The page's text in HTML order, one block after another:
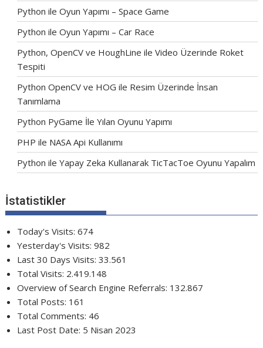
Python ile Oyun Yapımı – Space Game
Python ile Oyun Yapımı – Car Race
Python, OpenCV ve HoughLine ile Video Üzerinde Roket
Tespiti
Python OpenCV ve HOG ile Resim Üzerinde İnsan
Tanımlama
Python PyGame İle Yılan Oyunu Yapımı
PHP ile NASA Api Kullanımı
Python ile Yapay Zeka Kullanarak TicTacToe Oyunu Yapalım
İstatistikler
Today's Visits:674
Yesterday's Visits:982
Last 30 Days Visits:33.561
Total Visits: 2.419.148
Overview of Search Engine Referrals: 132.867
Total Posts: 161
Total Comments: 46
Last Post Date: 5 Nisan 2023